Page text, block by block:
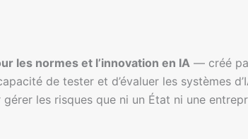
les normes et l’innovation en IA — créé
de tester et d’évaluer les systèmes
les risques que ni un État ni une